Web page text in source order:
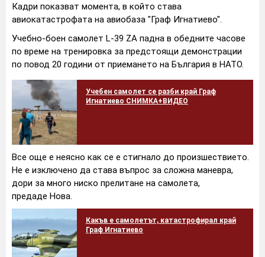
Кадри показват моментa, в който става
авиокатастрофата на авиобаза "Граф Игнатиево".
Учебно-боен самолет L-39 ZA падна в обедните часове
по време на тренировка за предстоящи демонстрации
по повод 20 години от приемането на България в НАТО.
Учебен самолет се разби край Граф
Игнатиево СНИМКА+ВИДЕО
Все още е неясно как се е стигнало до произшествието.
Не е изключено да става въпрос за сложна маневра,
дори за много ниско прелитане на самолета,
предаде Нова.
Какъв е самолетът, катастрофирал край
Граф Игнатиево